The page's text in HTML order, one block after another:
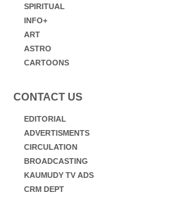
SPIRITUAL
INFO+
ART
ASTRO
CARTOONS
CONTACT US
EDITORIAL
ADVERTISMENTS
CIRCULATION
BROADCASTING
KAUMUDY TV ADS
CRM DEPT